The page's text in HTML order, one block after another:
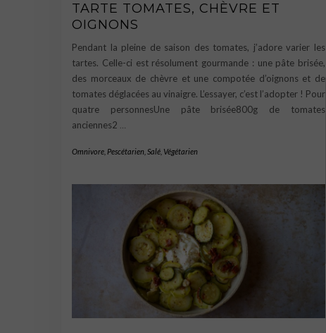
TARTE TOMATES, CHÈVRE ET
OIGNONS
Pendant la pleine de saison des tomates, j’adore varier les
tartes. Celle-ci est résolument gourmande : une pâte brisée,
des morceaux de chèvre et une compotée d’oignons et de
tomates déglacées au vinaigre. L’essayer, c’est l’adopter ! Pour
quatre personnesUne pâte brisée800g de tomates
anciennes2 …
Omnivore Pescétarien Salé Végétarien